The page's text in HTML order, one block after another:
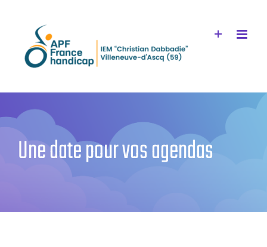
contenu
Une date pour vos agendas